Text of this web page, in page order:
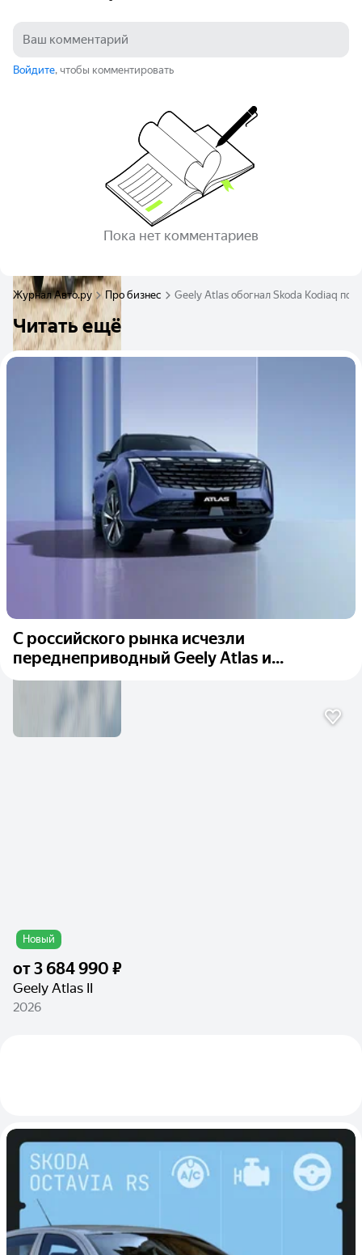
Войдите, чтобы комментировать
Пока нет комментариев
Журнал Авто.ру Про бизнес Geely Atlas обогнал Skoda Kodiaq
Читать ещё
С российского рынка исчезли
переднеприводный Geely Atlas и...
Новый
от3 684 990 ₽
Geely Atlas II
2026